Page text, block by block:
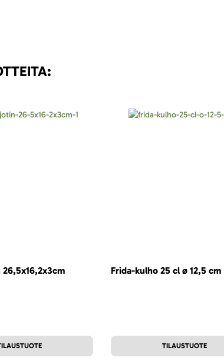
Frida-kulho 25 cl ø 12,5 cm
TILAUSTUOTE